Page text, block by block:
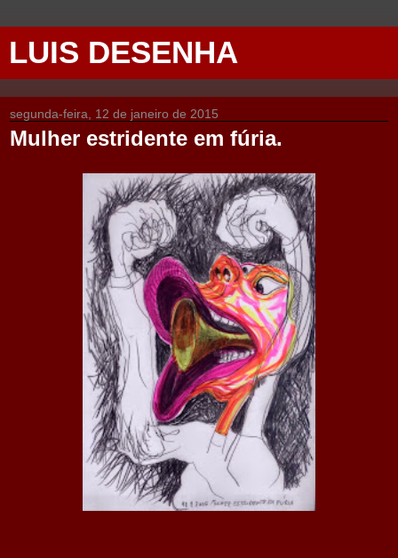
LUIS DESENHA
segunda-feira, 12 de janeiro de 2015
Mulher estridente em fúria.